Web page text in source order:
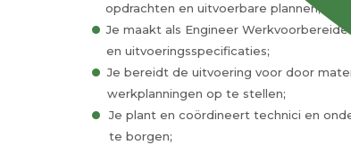
opdrachten en uitvoerbare plannen;
Je maakt als Engineer
en uitvoeringsspecificaties;
Je bereidt de uitvoering voor door
werkplanningen op te stellen;
Je plant en coördineert technici en
te borgen;